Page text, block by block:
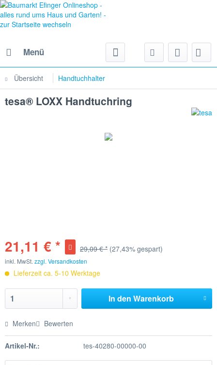
Menü
Übersicht Handtuchhalter
tesa® LOXX Handtuchring
21,11 € * 29,09 € * (27,43% gespart)
inkl. MwSt. zzgl. Versandkosten
Lieferzeit ca. 5-10 Werktage
In den Warenkorb
Merken Bewerten
Artikel-Nr.: tes-40280-00000-00